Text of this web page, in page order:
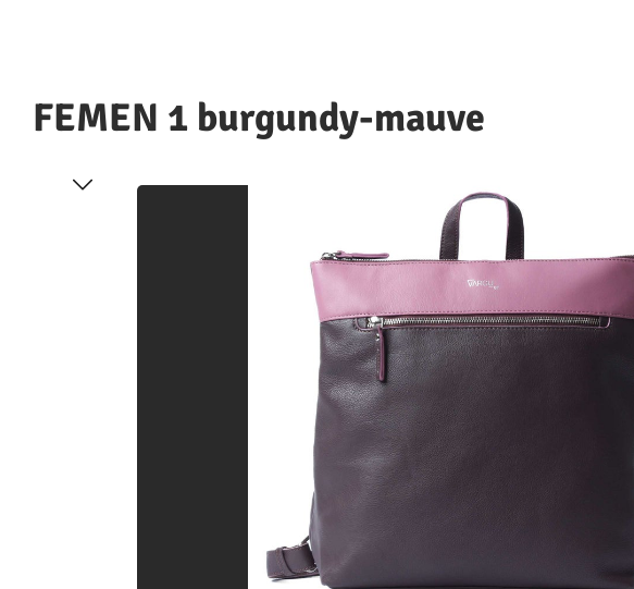
FEMEN 1 burgundy-mauve
Bildergalerie überspringen